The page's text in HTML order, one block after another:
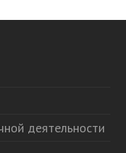
деятельности